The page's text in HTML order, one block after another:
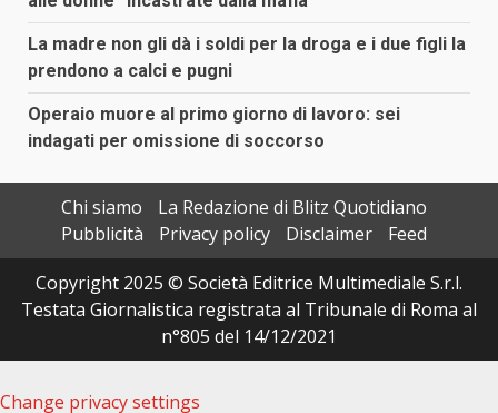
La madre non gli dà i soldi per la droga e i due figli la
prendono a calci e pugni
Operaio muore al primo giorno di lavoro: sei
indagati per omissione di soccorso
Chi siamo
La Redazione di Blitz Quotidiano
Pubblicità
Privacy policy Disclaimer
Feed
Copyright 2025 © Società Editrice Multimediale S.r.l.
Testata Giornalistica registrata al Tribunale di Roma al
n°805 del 14/12/2021
Change privacy settings